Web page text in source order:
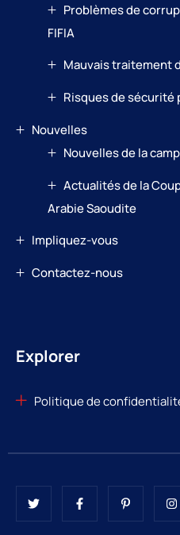
Problèmes de
FIFIA
Mauvais traitement
Risques de
Nouvelles
Nouvelles de la
Actualités de la
Arabie Saoudite
Impliquez-vous
Contactez-nous
Explorer
Politique de